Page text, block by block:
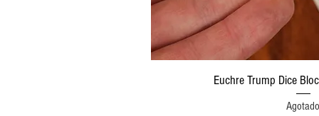
Vista
Euchre Trump Dice
Agotado